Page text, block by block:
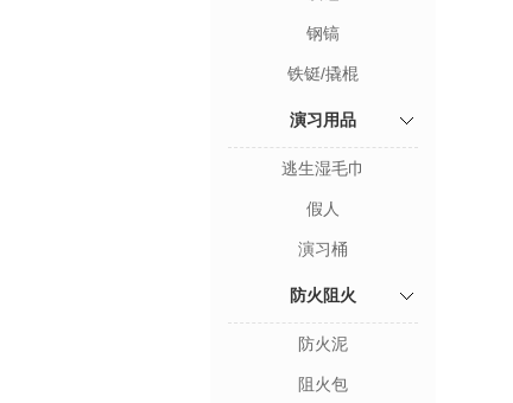
钢镐
铁铤/撬棍
演习用品
逃生湿毛巾
假人
演习桶
防火阻火
防火泥
阻火包